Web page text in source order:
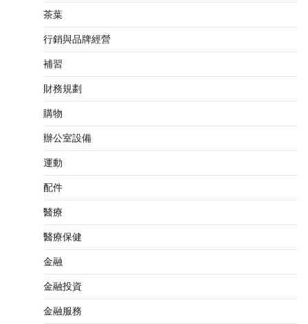
茶葉
行銷與品牌經營
補習
財務規劃
購物
辦公室設備
運動
配件
醫療
醫療保健
金融
金融投資
金融服務